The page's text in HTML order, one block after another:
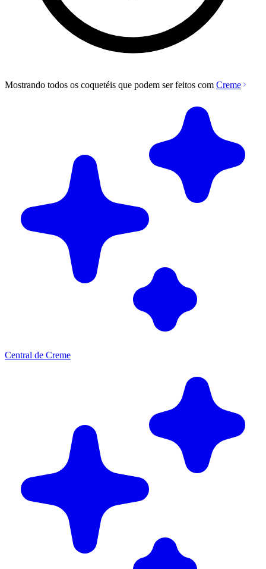
Mostrando todos os coquetéis que podem ser feitos com Creme
Central de Creme